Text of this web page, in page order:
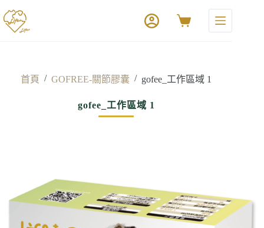
首頁 / GOFREE-關節膠囊 / gofee_工作區域 1
gofee_工作區域 1